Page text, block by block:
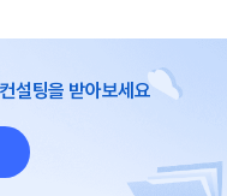
설팅을 받아보세요